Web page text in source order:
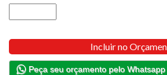
Incluir no
Peça seu orçamento pelo Whatsapp